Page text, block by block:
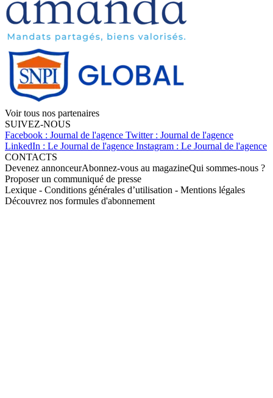
Voir tous nos partenaires
SUIVEZ-NOUS
Facebook : Journal de l'agence Twitter : Journal de l'agence
LinkedIn : Le Journal de l'agence Instagram : Le Journal de l'agence
CONTACTS
Devenez annonceurAbonnez-vous au magazineQui sommes-nous ?
Proposer un communiqué de presse
Lexique - Conditions générales d’utilisation - Mentions légales
Découvrez nos formules d'abonnement